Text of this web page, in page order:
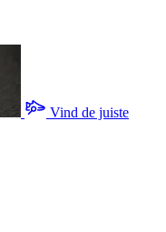
Vind de juiste